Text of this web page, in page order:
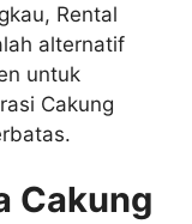
Rental
alternatif
untuk
Cakung
Cakung